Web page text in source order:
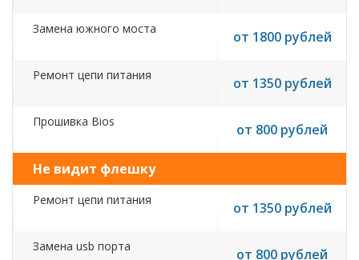
Замена южного моста от 1800 рублей
Ремонт цепи питания от 1350 рублей
Прошивка Bios от 800 рублей
Не видит флешку
Ремонт цепи питания от 1350 рублей
Замена usb порта от 800 рублей